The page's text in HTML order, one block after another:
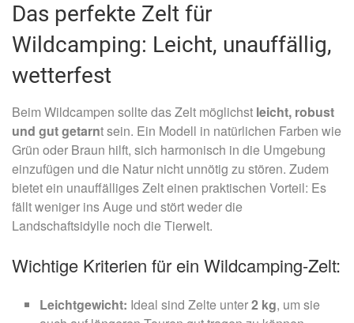
Das perfekte Zelt für
Wildcamping: Leicht, unauffällig,
wetterfest
Beim Wildcampen sollte das Zelt möglichst leicht, robust
und gut getarnt sein. Ein Modell in natürlichen Farben wie
Grün oder Braun hilft, sich harmonisch in die Umgebung
einzufügen und die Natur nicht unnötig zu stören. Zudem
bietet ein unauffälliges Zelt einen praktischen Vorteil: Es
fällt weniger ins Auge und stört weder die
Landschaftsidylle noch die Tierwelt.
Wichtige Kriterien für ein Wildcamping-Zelt:
Leichtgewicht: Ideal sind Zelte unter2 kg, um sie